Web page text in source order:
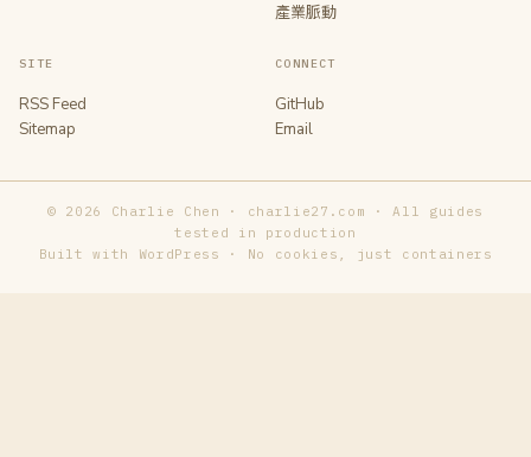
產業脈動
SITE
RSS Feed
Sitemap
CONNECT
GitHub
Email
© 2026 Charlie Chen · charlie27.com · All guides
tested in production
Built with WordPress · No cookies, just containers